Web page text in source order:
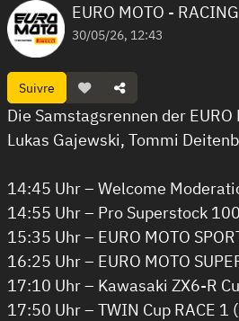
EURO MOTO -
30/05/26, 12:43
Suivre
Die Samstagsrennen der
Lukas Gajewski, Tommi
14:45 Uhr – Welcome
14:55 Uhr – Pro Superstock
15:35 Uhr – EURO MOTO
16:25 Uhr – EURO MOTO
17:10 Uhr – Kawasaki ZX6-R
17:50 Uhr – TWIN Cup RACE